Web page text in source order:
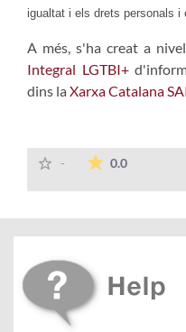
igualtat i els drets personals i
A més, s'ha creat a
Integral LGTBI+
dins la Xarxa Catalana
- 0.0The